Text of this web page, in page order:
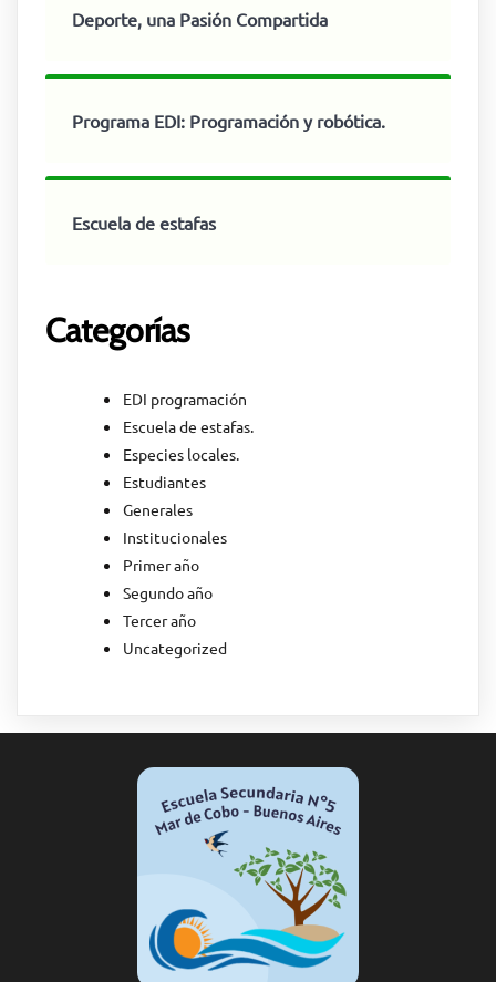
Deporte, una Pasión Compartida
Programa EDI: Programación y robótica.
Escuela de estafas
Categorías
EDI programación
Escuela de estafas.
Especies locales.
Estudiantes
Generales
Institucionales
Primer año
Segundo año
Tercer año
Uncategorized